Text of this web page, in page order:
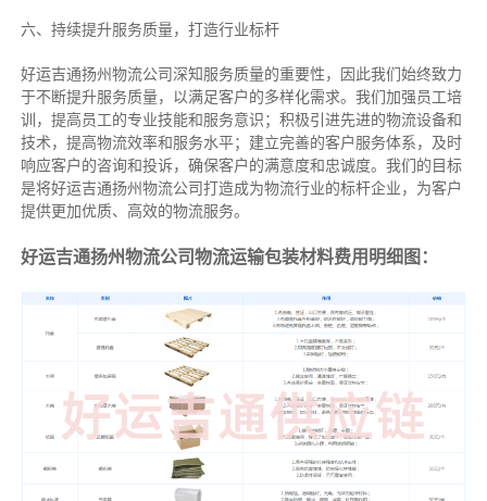
六、持续提升服务质量，打造行业标杆
好运吉通扬州物流公司深知服务质量的重要性，因此我们始终致力
于不断提升服务质量，以满足客户的多样化需求。我们加强员工培
训，提高员工的专业技能和服务意识；积极引进先进的物流设备和
技术，提高物流效率和服务水平；建立完善的客户服务体系，及时
响应客户的咨询和投诉，确保客户的满意度和忠诚度。我们的目标
是将好运吉通扬州物流公司打造成为物流行业的标杆企业，为客户
提供更加优质、高效的物流服务。
好运吉通扬州物流公司物流运输包装材料费用明细图：